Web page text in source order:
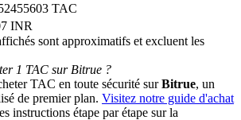
& Win
prize pool
Users
TAC
INR
sont approximatifs et excluent les
1 TAC sur Bitrue ?
TAC en toute sécurité surBitrue, un
de premier plan. Visitez notre guide d'achat
instructions étape par étape sur la